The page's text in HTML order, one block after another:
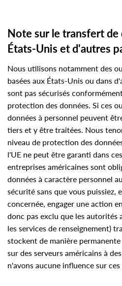
Note sur le transfert de
États-Unis et d'autres
Nous utilisons notamment des
basées aux États-Unis ou dans
sont pas sécurisés
protection des données. Si ces
données à personnel peuvent
tiers et y être traitées. Nous
niveau de protection des
l'UE ne peut être garanti dans
entreprises américaines sont
données à caractère personnel
sécurité sans que vous puissiez,
concernée, engager une action
donc pas exclu que les autorités
les services de renseignement)
stockent de manière
sur des serveurs américains à
n'avons aucune influence sur